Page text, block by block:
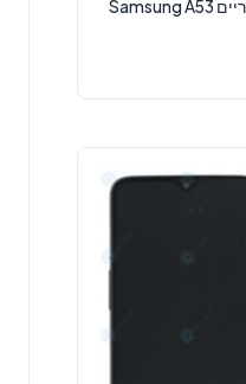
החלפת מסך LCD+מגע מקוריים Samsung A53